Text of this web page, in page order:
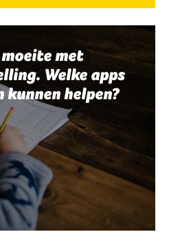
met
Welke apps
helpen?